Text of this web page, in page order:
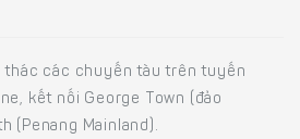
thác các chuyến tàu trên tuyến
kết nối George Town (đảo
(Penang Mainland).